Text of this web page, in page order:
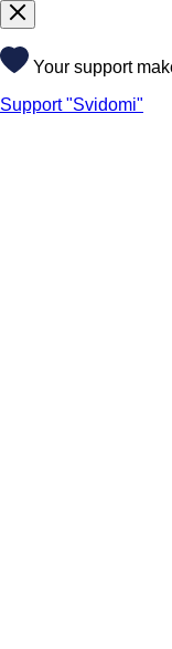
Your support
Support "Svidomi"